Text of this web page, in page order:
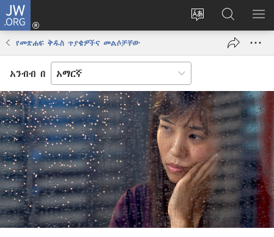
JW.ORG
የድረ
ግባ
(አዲስ
JW.ORG
ላይ
መፈለጊያ
የመጽሐፍ ቅዱስ ጥያቄዎችና መልሶቻቸው
አንብብ በ